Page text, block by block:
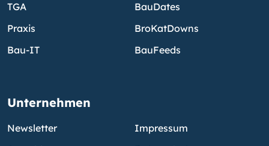
TGA
Praxis
Bau-IT
BauDates
BroKatDowns
BauFeeds
Unternehmen
Newsletter
Impressum